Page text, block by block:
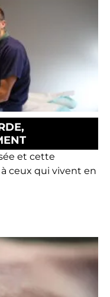
et cette
ceux qui vivent en